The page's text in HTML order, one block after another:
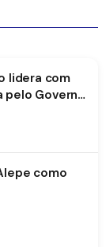
lidera com
pelo Governo
como